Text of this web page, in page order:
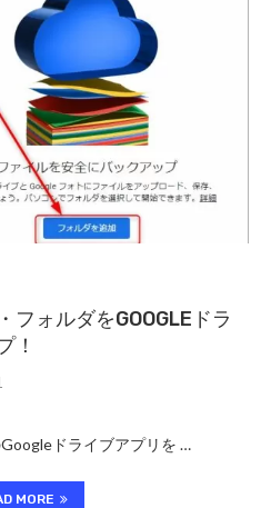
ォルダをGOOGLEドラ
！
ドライブアプリを …
MORE